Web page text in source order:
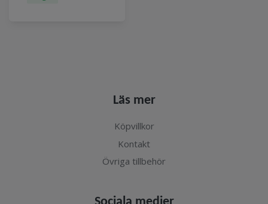
Läs mer
Köpvillkor
Kontakt
Övriga tillbehör